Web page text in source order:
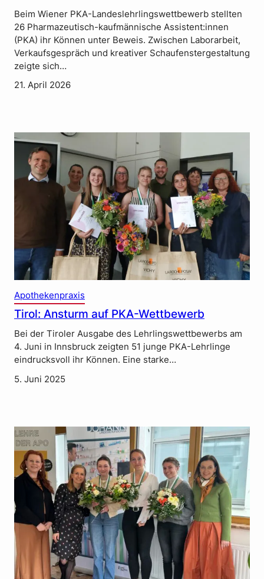
Beim Wiener PKA-Landeslehrlingswettbewerb stellten
26 Pharmazeutisch-kaufmännische Assistent:innen
(PKA) ihr Können unter Beweis. Zwischen Laborarbeit,
Verkaufsgespräch und kreativer Schaufenstergestaltung
zeigte sich…
21. April 2026
Apothekenpraxis
Tirol: Ansturm auf PKA-Wettbewerb
Bei der Tiroler Ausgabe des Lehrlingswettbewerbs am
4. Juni in Innsbruck zeigten 51 junge PKA-Lehrlinge
eindrucksvoll ihr Können. Eine starke…
5. Juni 2025